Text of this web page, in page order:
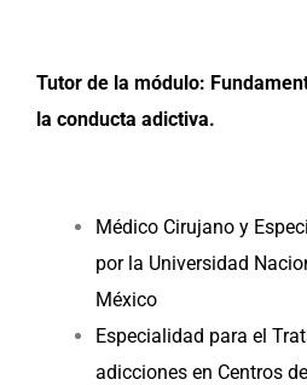
Tutor de la módulo:
la conducta adictiva.
Médico Cirujano y
por la Universidad
México
Especialidad para el
adicciones en Centros